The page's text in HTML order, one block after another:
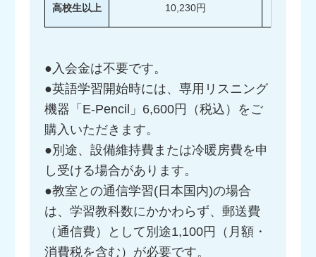
高校生以上 10,230円
●入会金は不要です。
●英語学習開始時には、専用リスニング
機器「E-Pencil」6,600円（税込）をご
購入いただきます。
●別途、設備維持費または冷暖房費を申
し受ける場合があります。
●教室との通信学習(日本国内)の場合
は、学習教科数にかかわらず、郵送費
（通信費）として別途1,100円（月額・
消費税を含む）が必要です。